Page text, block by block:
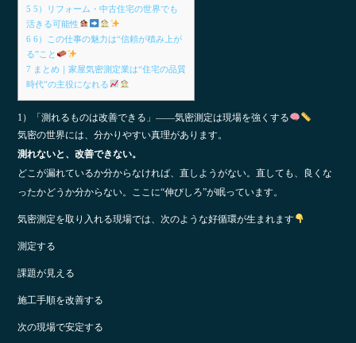
5 5）リフォーム・中古住宅の世界でも
活きる可能性
6 6）この仕事の魅力は“信頼が積み上が
る”こと
7 まとめ｜家屋気密測定業は“住宅の品質
時代”の主役になれる
1）「測れるものは改善できる」――気密測定は現場を強くする
気密の世界には、分かりやすい真理があります。
測れないと、改善できない。
どこが漏れているか分からなければ、直しようがない。直しても、良くな
ったかどうか分からない。ここに“伸びしろ”が眠っています。
気密測定を取り入れる現場では、次のような好循環が生まれます
測定する
課題が見える
施工手順を改善する
次の現場で安定する